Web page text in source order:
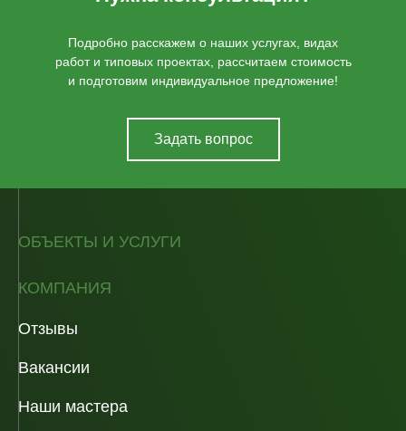
Подробно расскажем о наших услугах, видах
работ и типовых проектах, рассчитаем стоимость
и подготовим индивидуальное предложение!
Задать вопрос
ОБЪЕКТЫ И УСЛУГИ
КОМПАНИЯ
Отзывы
Вакансии
Наши мастера